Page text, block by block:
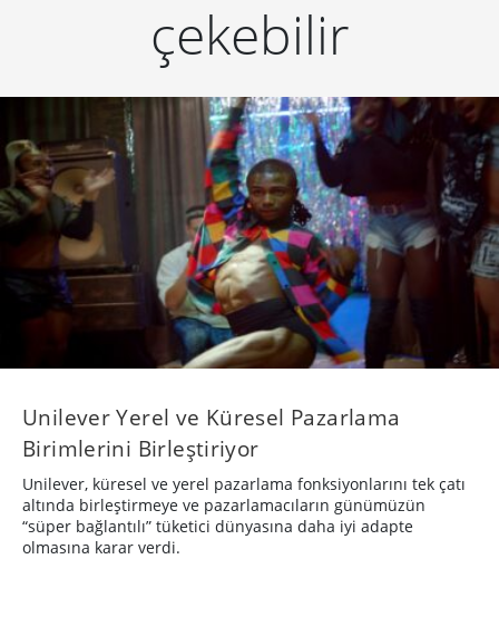
çekebilir
Unilever Yerel ve Küresel Pazarlama
Birimlerini Birleştiriyor
Unilever, küresel ve yerel pazarlama fonksiyonlarını tek çatı
altında birleştirmeye ve pazarlamacıların günümüzün
“süper bağlantılı” tüketici dünyasına daha iyi adapte
olmasına karar verdi.